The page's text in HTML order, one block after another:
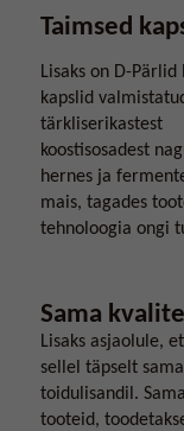
Taimsed
Lisaks on D-Pärlid
kapslid
tärkliserikastest
koostisosadest
hernes ja
mais, tagades
tehnoloogia ongi
Sama
Lisaks asjaolule,
sellel täpselt
toidulisandil.
tooteid,